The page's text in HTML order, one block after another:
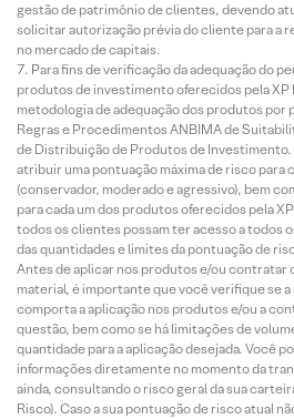
gestão de patrimônio de clientes, devendo
solicitar autorização prévia do cliente para a
no mercado de capitais.
Para fins de verificação da adequação do
produtos de investimento oferecidos pela
metodologia de adequação dos produtos por
Regras e Procedimentos ANBIMA de
de Distribuição de Produtos de
atribuir uma pontuação máxima de risco para
(conservador, moderado e agressivo), bem
para cada um dos produtos oferecidos pela
todos os clientes possam ter acesso a todos
das quantidades e limites da pontuação de
Antes de aplicar nos produtos e/ou contratar
material, é importante que você verifique se
comporta a aplicação nos produtos e/ou a
questão, bem como se há limitações de
quantidade para a aplicação desejada. Você
informações diretamente no momento da
ainda, consultando o risco geral da sua
Risco). Caso a sua pontuação de risco atual